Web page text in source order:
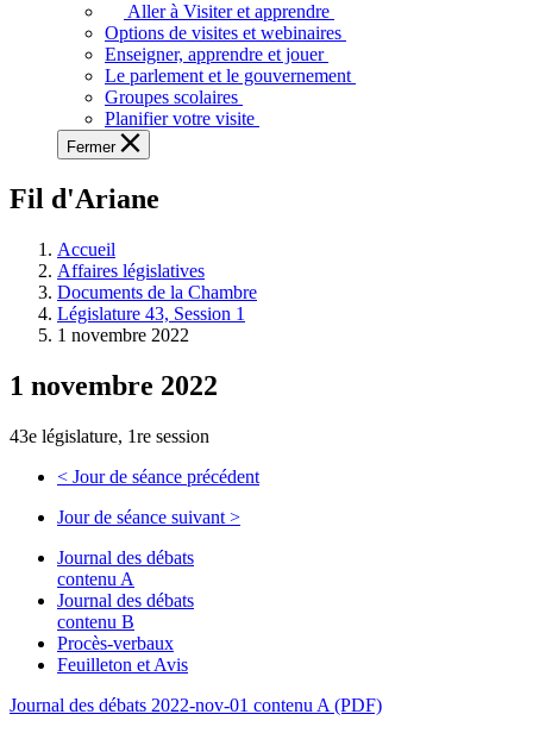
voir,
apprendre
et
à
à
législative.
Aller à Visiter et apprendre
Options de visites et webinaires
Enseigner, apprendre et jouer
Le parlement et le gouvernement
Groupes scolaires
Planifier votre visite
Fermer
Fil d'Ariane
Accueil
Affaires législatives
Documents de la Chambre
Législature 43, Session 1
1 novembre 2022
1 novembre 2022
43e législature, 1re session
< Jour de séance précédent
Jour de séance suivant >
Journal des débats
contenu A
Journal des débats
contenu B
Procès-verbaux
Feuilleton et Avis
Journal des débats 2022-nov-01 contenu A (PDF)